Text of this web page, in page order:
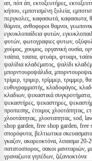
απ, πόπ άπ, εκτοξευτήρες,
κήπου, εμποτισμένη ξυλεία,
περγκολες, καφασωτά, καφασωτα,
θάμνοι, ανθοφοροι θαμνοι,
εγκυκλοπαίδεια φυτών,
φυτών, φωτογραφιες φυτων,
χούμος, χουμος, οργανική ουσία,
τσάπα, τσαπα, φτυάρι, φτυαρι,
ψαλίδια κλαδέματος, ψαλίδι
μπορντουροψάλιδα,
τρίμερ, τριμερ, τρίμμερ, τριμμερ,
ευθυγραμμιστής, κλαδοφάγος,
κλαδιων, ψεκαστικά
ψεκαστήρες, ψεκαστηρες,
προπιεσης, έτοιμος χλοοτάπητας,
χλοοτάπητας, χλοοταπητας, sod,
shop garden, free shop garden, free
σπορόφυτα, βελτιωτικα
γκαζον, ακαρεοκτόνα, λιπασμα
πατατοσπορος, σακοι μανιταριών,
γραναζωτα γηπέδων, ζιζανιοκτόνα